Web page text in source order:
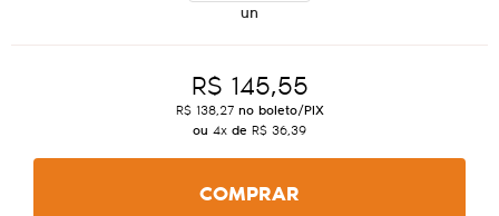
un
R$ 145,55
R$ 138,27no boleto/PIX
ou 4x de R$ 36,39
COMPRAR